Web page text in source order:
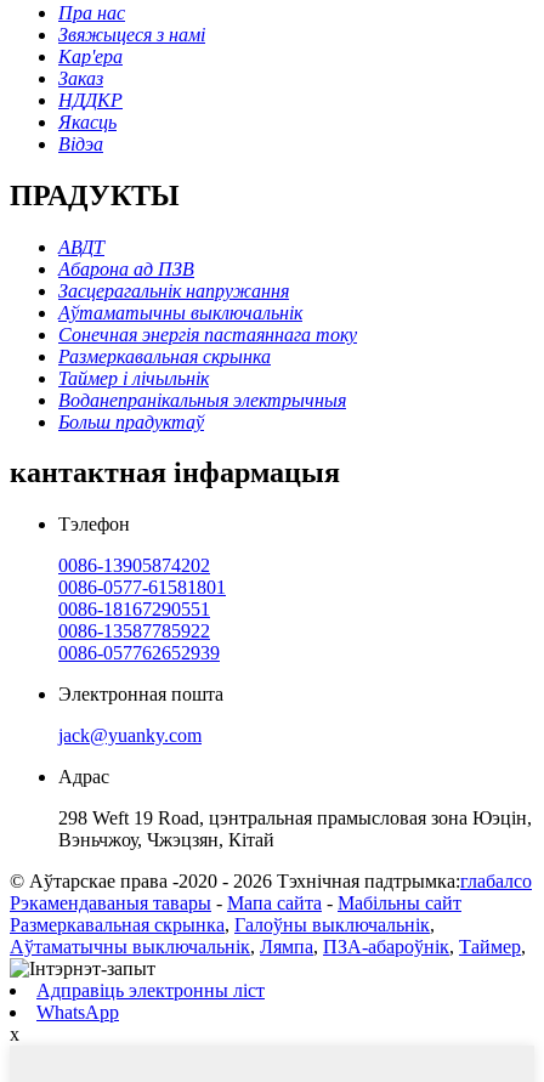
Пра нас
Звяжыцеся з намі
Кар'ера
Заказ
НДДКР
Якасць
Відэа
ПРАДУКТЫ
АВДТ
Абарона ад ПЗВ
Засцерагальнік напружання
Аўтаматычны выключальнік
Сонечная энергія пастаяннага току
Размеркавальная скрынка
Таймер і лічыльнік
Воданепранікальныя электрычныя
Больш прадуктаў
кантактная інфармацыя
Тэлефон
0086-13905874202
0086-0577-61581801
0086-18167290551
0086-13587785922
0086-057762652939
Электронная пошта
jack@yuanky.com
Адрас
298 Weft 19 Road, цэнтральная прамысловая зона Юэцін,
Вэньчжоу, Чжэцзян, Кітай
© Аўтарскае права -2020 - 2026 Тэхнічная падтрымка:глабалсо
Рэкамендаваныя тавары - Мапа сайта - Мабільны сайт
Размеркавальная скрынка, Галоўны выключальнік,
Аўтаматычны выключальнік, Лямпа, ПЗА-абароўнік, Таймер,
Адправіць электронны ліст
WhatsApp
x